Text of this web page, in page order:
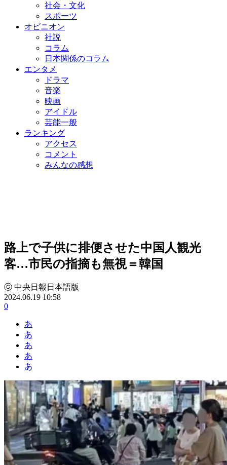
社会・文化
スポーツ
オピニオン
社説
コラム
日本関係のコラム
エンタメ
ドラマ
音楽
映画
アイドル
芸能一般
ランキング
アクセス
コメント
みんなの感想
路上で子供に排便させた中国人観光
客…市民の指摘も無視＝韓国
ⓒ 中央日報日本語版
2024.06.19 10:58
0
あ
あ
あ
あ
あ